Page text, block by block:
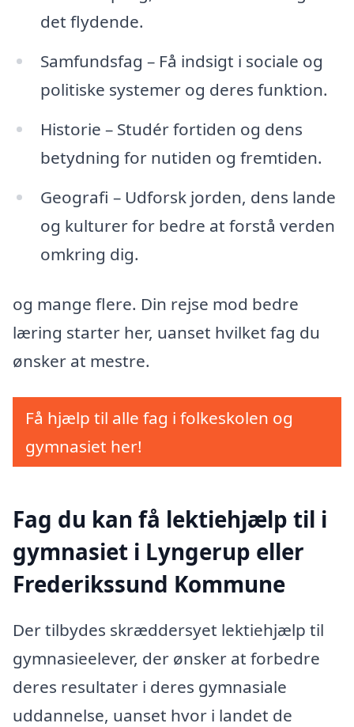
det flydende.
Samfundsfag – Få indsigt i sociale og
politiske systemer og deres funktion.
Historie – Studér fortiden og dens
betydning for nutiden og fremtiden.
Geografi – Udforsk jorden, dens lande
og kulturer for bedre at forstå verden
omkring dig.
og mange flere. Din rejse mod bedre
læring starter her, uanset hvilket fag du
ønsker at mestre.
Få hjælp til alle fag i folkeskolen og
gymnasiet her!
Fag du kan få lektiehjælp til i
gymnasiet i Lyngerup eller
Frederikssund Kommune
Der tilbydes skræddersyet lektiehjælp til
gymnasieelever, der ønsker at forbedre
deres resultater i deres gymnasiale
uddannelse, uanset hvor i landet de